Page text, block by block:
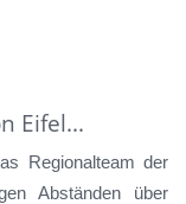
Eifel...
Regionalteam der
Abständen über